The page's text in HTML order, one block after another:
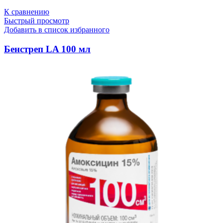
К сравнению
Быстрый просмотр
Добавить в список избранного
Бенстреп LA 100 мл